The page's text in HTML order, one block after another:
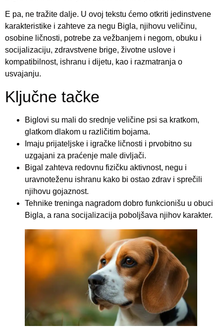
E pa, ne tražite dalje. U ovoj tekstu ćemo otkriti jedinstvene
karakteristike i zahteve za negu Bigla, njihovu veličinu,
osobine ličnosti, potrebe za vežbanjem i negom, obuku i
socijalizaciju, zdravstvene brige, životne uslove i
kompatibilnost, ishranu i dijetu, kao i razmatranja o
usvajanju.
Ključne tačke
Biglovi su mali do srednje veličine psi sa kratkom,
glatkom dlakom u različitim bojama.
Imaju prijateljske i igračke ličnosti i prvobitno su
uzgajani za praćenje male divljači.
Bigal zahteva redovnu fizičku aktivnost, negu i
uravnoteženu ishranu kako bi ostao zdrav i sprečili
njihovu gojaznost.
Tehnike treninga nagradom dobro funkcionišu u obuci
Bigla, a rana socijalizacija poboljšava njihov karakter.